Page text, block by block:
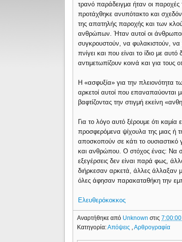
τρανό παράδειγμα ήταν οι
προτάχθηκε ανυπότακτο και
της απατηλής παροχής και των
ανθρώπων. Ήταν αυτοί οι
συγκρουστούν, να φυλακιστούν, να
πνίγει και που είναι το ίδιο με
αντιμετωπίζουν κοινά και για τους
Η «ασφυξία» για την πλειονότητα
αρκετοί αυτοί που επαναπαύονται
βαφτίζοντας την στιγμή εκείνη
Για το λόγο αυτό ξέρουμε ότι καμία
προσφερόμενα ψίχουλα της μιας ή
αποσκοπούν σε κάτι το ουσιαστικό
και ανθρώπου. Ο στόχος ένας: Να
εξεγέρσεις δεν είναι παρά φως,
διήρκεσαν αρκετά, άλλες άλλαξαν
όλες άφησαν παρακαταθήκη την
Ελευθερόκοκκος
Αναρτήθηκε από Unknownστις7:00:00
Κατηγορία:Απόψεις ,Αρθρογραφία